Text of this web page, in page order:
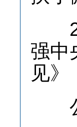
强中
见》
公